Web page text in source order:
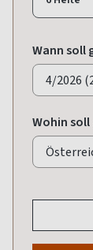
Wann soll
Wohin